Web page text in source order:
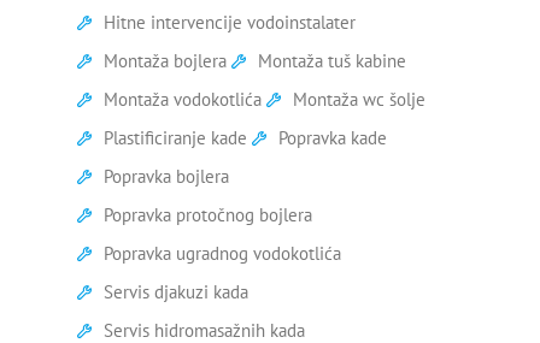
Zamena ventila na radijatoru
Zamena ventila pod
pritiskom
Zamena virble ventila
Geberit vodokotlić popravka
Zamena tuš kabine
Zamena stare kade
Hitne intervencije vodoinstalater
Montaža bojlera
Montaža tuš kabine
Montaža vodokotlića
Montaža wc šolje
Plastificiranje kade
Popravka kade
Popravka bojlera
Popravka protočnog bojlera
Popravka ugradnog vodokotlića
Servis djakuzi kada
Servis hidromasažnih kada